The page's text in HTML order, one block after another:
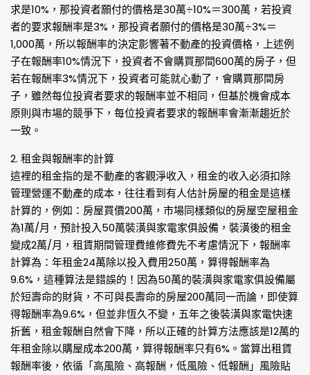
求是10%，那投資者願付的價格是30萬÷10%＝300萬，若投資
者的要求報酬率是3%，那投資者願付的價格是30萬÷3%＝
1,000萬，所以報酬率的決定影響著不動產的投資價格，上述例
子在報酬率10%情況下，投資者不會購買那間600萬的房子，但
若在報酬率3%情況下，投資者可能就心動了，會購買那間房
子，雖然每位投資者要求的報酬率並不相同，但基於機會成本
原則與市場的競爭下，每位投資者要求的報酬率會漸漸趨近於
一致。
2. 租金與報酬率的計算
這裡的租金指的是不動產的客觀淨收入，租金的收入必須扣除
管理營運不動產的成本，往往看到有人估計房屋的租金是這樣
計算的，例如：房屋買價200萬，市場同樣類似的房屋空屋租金
為1萬/月，預計投入50萬裝潢與家電家俱設備，裝潢後的租金
變成2萬/月，租賃期間管理費維修費先不考慮情況下，報酬率
計算為：年租金24萬除以投入費用250萬，算得報酬率為
9.6%，這種算法是錯誤的！因為50萬的裝潢與家電家俱設備屬
於短壽命的財貨，不可與長壽命的房屋200萬同一而論，即使算
得報酬率為9.6%，但並非恆久不變，五年之後裝潢與家電快速
折舊，租金報酬自然會下降，所以正確的計算方法應該是12萬的
年租金除以購屋成本200萬，算得報酬率只有6%。當算出租賃
報酬率後，依循「高風險、高報酬，低風險、低報酬」風險貼